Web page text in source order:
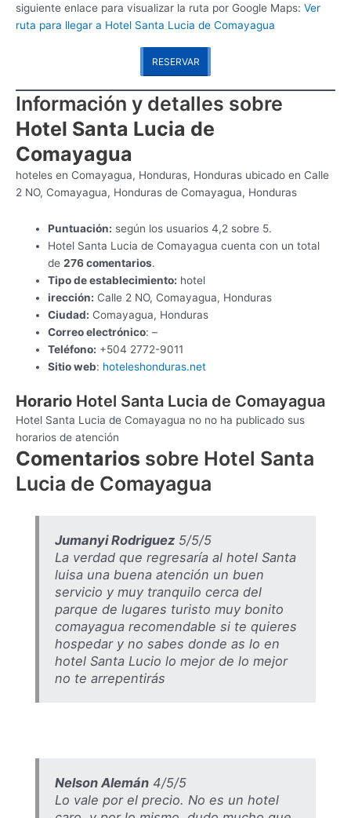
siguiente enlace para visualizar la ruta por Google Maps: Ver
ruta para llegar a Hotel Santa Lucia de Comayagua
RESERVAR
Información y detalles sobre
Hotel Santa Lucia de
Comayagua
hoteles en Comayagua, Honduras, Honduras ubicado en Calle
2 NO, Comayagua, Honduras de Comayagua, Honduras
Puntuación: según los usuarios 4,2 sobre 5.
Hotel Santa Lucia de Comayagua cuenta con un total
de276 comentarios.
Tipo de establecimiento: hotel
irección: Calle 2 NO, Comayagua, Honduras
Ciudad: Comayagua, Honduras
Correo electrónico: –
Teléfono: +504 2772-9011
Sitio web: hoteleshonduras.net
Horario Hotel Santa Lucia de Comayagua
Hotel Santa Lucia de Comayagua no no ha publicado sus
horarios de atención
Comentarios sobre Hotel Santa
Lucia de Comayagua
Jumanyi Rodriguez5/5/5
La verdad que regresaría al hotel Santa
luisa una buena atención un buen
servicio y muy tranquilo cerca del
parque de lugares turisto muy bonito
comayagua recomendable si te quieres
hospedar y no sabes donde as lo en
hotel Santa Lucio lo mejor de lo mejor
no te arrepentirás
Nelson Alemán4/5/5
Lo vale por el precio. No es un hotel